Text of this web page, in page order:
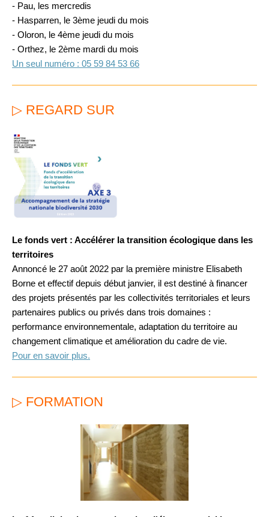
- Pau, les mercredis
- Hasparren, le 3ème jeudi du mois
- Oloron, le 4ème jeudi du mois
- Orthez, le 2ème mardi du mois
Un seul numéro : 05 59 84 53 66
▷ REGARD SUR
Le fonds vert : Accélérer la transition écologique dans les
territoires
Annoncé le 27 août 2022 par la première ministre Elisabeth
Borne et effectif depuis début janvier, il est destiné à financer
des projets présentés par les collectivités territoriales et leurs
partenaires publics ou privés dans trois domaines :
performance environnementale, adaptation du territoire au
changement climatique et amélioration du cadre de vie.
Pour en savoir plus.
▷ FORMATION